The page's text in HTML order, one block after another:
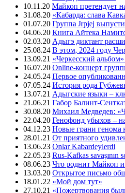
10.11.20 Майкоп претендует
31.08.20 «Кабарда: слава
01.07.20 Группа Jrpjej
04.06.20 Книга Айтека
02.03.20 Адыгэ диктант
25.08.24 В этом, 2024 году
13.09.21 «Черкесский
16.07.20 Online-концерт
24.05.24 Первое
07.05.24 История рода
13.07.21 Адыгские языки –
21.06.21 Габор Балинт-
30.08.20 Михаил Медведев:
22.04.20 Генофонд убыхов –
04.12.23 Новые грани генома
28.01.21 От приятного
13.06.23 Onlar Kabardeylerdi
22.05.23 Rus-Kafkas savaşının
08.06.23 Что роднит Майкоп
13.03.20 Открытое письмо
18.01.22 «Мой дом тут»
27.10.21 «Пожертвования